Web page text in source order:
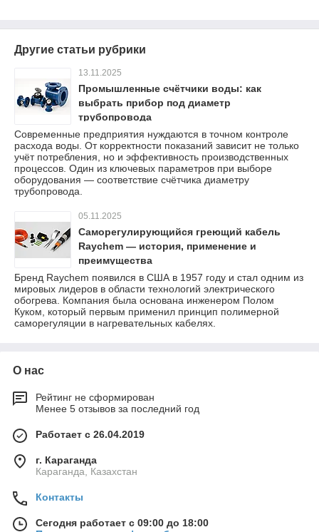
Другие статьи рубрики
13.11.2025
Промышленные счётчики воды: как
выбрать прибор под диаметр
трубопровода
Современные предприятия нуждаются в точном контроле
расхода воды. От корректности показаний зависит не только
учёт потребления, но и эффективность производственных
процессов. Один из ключевых параметров при выборе
оборудования — соответствие счётчика диаметру
трубопровода.
05.11.2025
Саморегулирующийся греющий кабель
Raychem — история, применение и
преимущества
Бренд Raychem появился в США в 1957 году и стал одним из
мировых лидеров в области технологий электрического
обогрева. Компания была основана инженером Полом
Куком, который первым применил принцип полимерной
саморегуляции в нагревательных кабелях.
О нас
Рейтинг не сформирован
Менее 5 отзывов за последний год
Работает с 26.04.2019
г. Караганда
Караганда, Казахстан
Контакты
Сегодня работает с 09:00 до 18:00